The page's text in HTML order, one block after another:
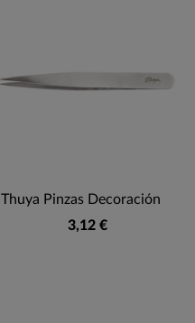
Thuya Pinzas Decoración
3,12 €